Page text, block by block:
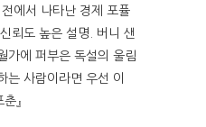
에서 나타난 경제 포퓰
뢰도 높은 설명. 버니 샌
가에 퍼부은 독설의 울림
는 사람이라면 우선 이
』